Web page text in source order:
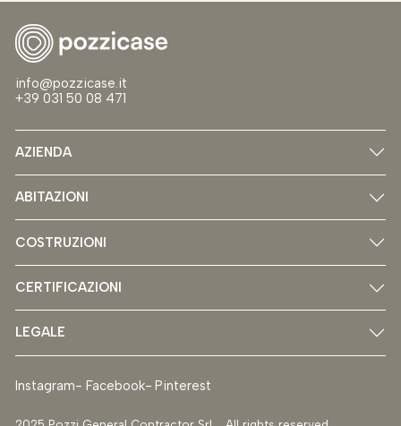
info@pozzicase.it
+39 031 50 08 471
AZIENDA
ABITAZIONI
COSTRUZIONI
CERTIFICAZIONI
LEGALE
Instagram Facebook Pinterest